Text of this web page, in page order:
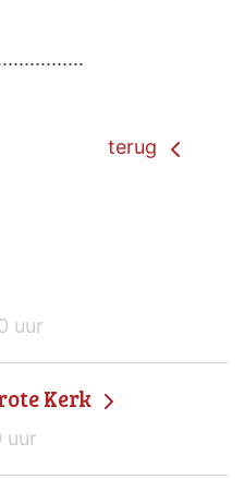
terug
uur
Kerk
uur